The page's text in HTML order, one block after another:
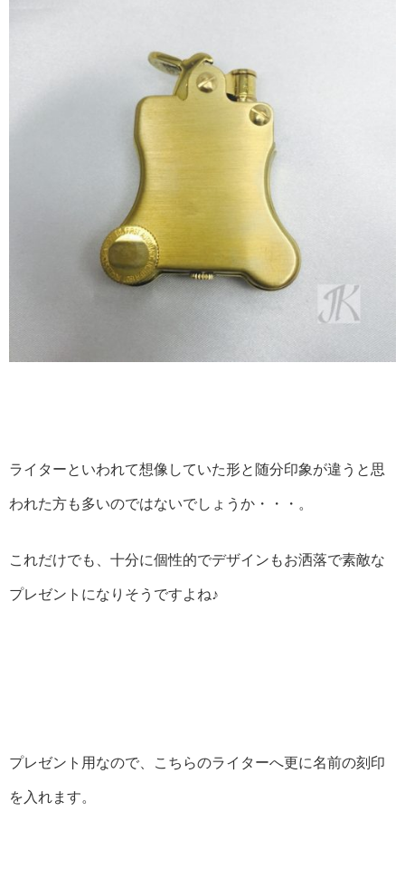
ライターといわれて想像していた形と随分印象が違うと思
われた方も多いのではないでしょうか・・・。
これだけでも、十分に個性的でデザインもお洒落で素敵な
プレゼントになりそうですよね♪
プレゼント用なので、こちらのライターへ更に名前の刻印
を入れます。